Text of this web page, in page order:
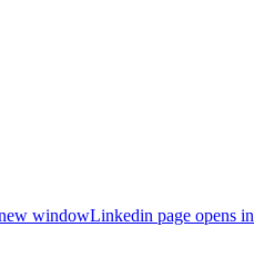
windowLinkedin page opens